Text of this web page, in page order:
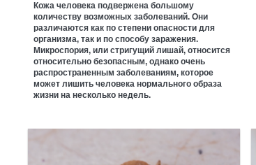
Кожа человека подвержена большому
количеству возможных заболеваний. Они
различаются как по степени опасности для
организма, так и по способу заражения.
Микроспория, или стригущий лишай, относится
относительно безопасным, однако очень
распространенным заболеваниям, которое
может лишить человека нормального образа
жизни на несколько недель.